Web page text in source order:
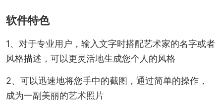
软件特色
1、对于专业用户，输入文字时搭配艺术家的名字或者
风格描述，可以更灵活地生成您个人的风格
2、可以迅速地将您手中的截图，通过简单的操作，
成为一副美丽的艺术照片